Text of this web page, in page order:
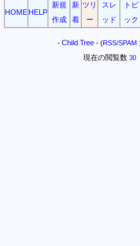
HOME HELP
新規
作成
新
着
ツリ
ー
スレ
ッド
トピ
ック
- Child Tree - (RSS/SPAM
現在の閲覧数 30